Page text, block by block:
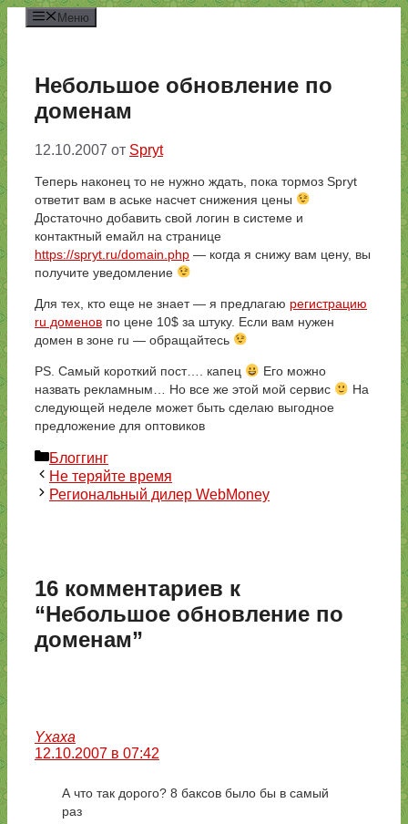
Перейти
к
содержимому
Меню
Небольшое обновление по
доменам
12.10.2007 от Spryt
Теперь наконец то не нужно ждать, пока тормоз Spryt
ответит вам в аське насчет снижения цены
Достаточно добавить свой логин в системе и
контактный емайл на странице
https://spryt.ru/domain.php — когда я снижу вам цену, вы
получите уведомление
Для тех, кто еще не знает — я предлагаю регистрацию
ru доменов по цене 10$ за штуку. Если вам нужен
домен в зоне ru — обращайтесь
PS. Самый короткий пост…. капец
Его можно
назвать рекламным… Но все же этой мой сервис
На
следующей неделе может быть сделаю выгодное
предложение для оптовиков
Рубрики
Блоггинг
Не теряйте время
Региональный дилер WebMoney
16 комментариев к
“Небольшое обновление по
доменам”
Yxaxa
12.10.2007 в 07:42
А что так дорого? 8 баксов было бы в самый
раз